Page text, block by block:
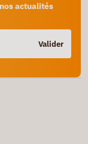
actualités
Valider